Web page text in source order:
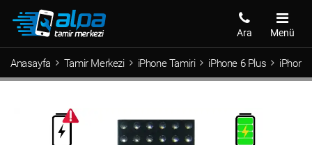
Menü
Ara
Anasayfa Tamir Merkezi iPhone Tamiri iPhone 6 Plus iPhone